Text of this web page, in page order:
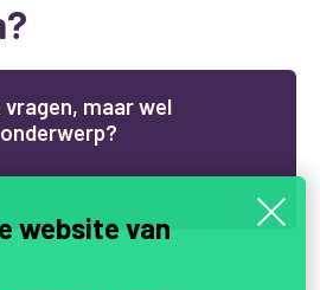
vragen, maarwel
onderwerp?
website van